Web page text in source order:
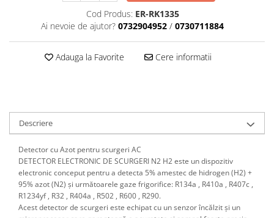
Elevator motociclete
Elevator parcare
Girafa, macara motor
Masa hidraulica
auto
Consumabile spalatorii auto
Curatitor cu presiune
Scule spalatorii auto
Blocaje distributie
Ceas comparator
Scule AdBlue
Scule injectie
Scule injectoare
Scule montat, demontat segmenti
Scule pentru fulii, ax came, curele
si pinioane
Scule sistem racire
Scule turbosuflante
Cod Produs: ER-RK1335
Ai nevoie de ajutor? 0732904952 / 0730711884
Adauga la Favorite Cere informatii
Descriere
Detector cu Azot pentru scurgeri AC
DETECTOR ELECTRONIC DE SCURGERI N2 H2 este un dispozitiv
electronic conceput pentru a detecta 5% amestec de hidrogen (H2) +
95% azot (N2) și următoarele gaze frigorifice: R134a , R410a , R407c ,
R1234yf , R32 , R404a , R502 , R600 , R290.
Acest detector de scurgeri este echipat cu un senzor încălzit și un